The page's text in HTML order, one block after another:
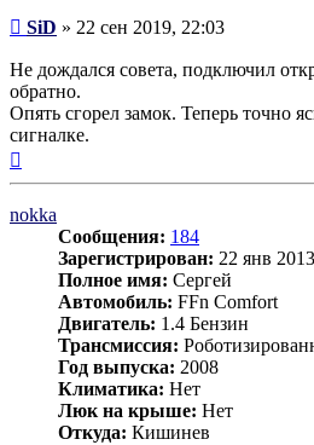
Сообщение
SiD » 22 сен 2019, 22:03
Не дождался совета, подключил
обратно.
Опять сгорел замок. Теперь точно
сигналке.
nokka
Сообщения: 184
Зарегистрирован: 22 янв
Полное имя: Сергей
Автомобиль: FFn Comfort
Двигатель: 1.4 Бензин
Трансмиссия:
Год выпуска: 2008
Климатика: Нет
Люк на крыше: Нет
Откуда: Кишинев